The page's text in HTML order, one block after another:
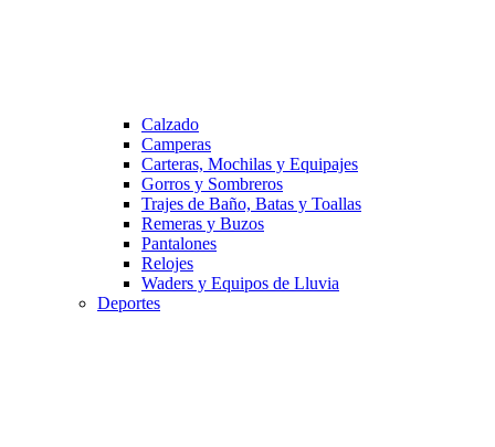
Calzado
Camperas
Carteras, Mochilas y Equipajes
Gorros y Sombreros
Trajes de Baño, Batas y Toallas
Remeras y Buzos
Pantalones
Relojes
Waders y Equipos de Lluvia
Deportes